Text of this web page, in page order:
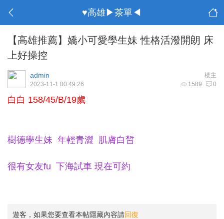
♥高雄▶茶單◀
【高雄推薦】嬌小可愛學生妹 性格活潑開朗 床
上好操控
楼主
admin
1589 0
2023-11-1 00:49:26
白白 158/45/B/19歲
樹德學生妹 年輕青澀 肌膚白皙
很有女友fu 下海試車 現在可約
遊客，如果您要查看本帖隱藏內容請回復